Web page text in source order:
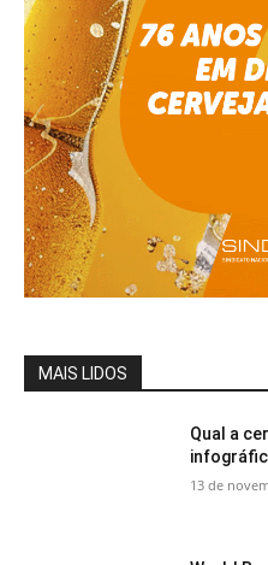
MAIS LIDOS
Qual a
13 de